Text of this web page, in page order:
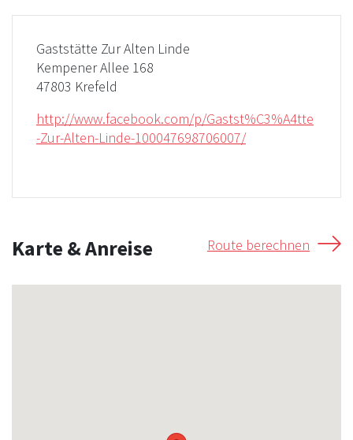
Gaststätte Zur Alten Linde
Kempener Allee 168
47803 Krefeld
http://www.facebook.com/p/Gastst%C3%A4tte
-Zur-Alten-Linde-100047698706007/
Karte & Anreise Route berechnen